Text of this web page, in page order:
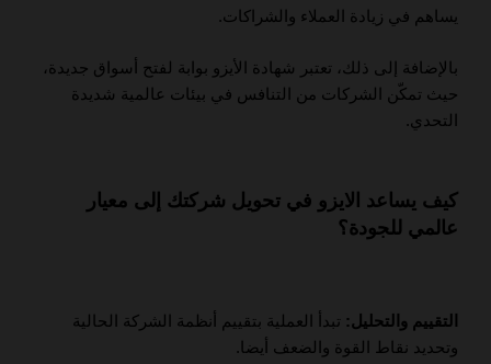
يساهم في زيادة العملاء والشراكات.
بالإضافة إلى ذلك، تعتبر شهادة الأيزو بوابة لفتح أسواق جديدة،
حيث تمكّن الشركات من التنافس في بيئات عالمية شديدة
التحدي.
كيف يساعد الايزو في تحويل شركتك إلى معيار
عالمي للجودة؟
التقييم والتحليل: تبدأ العملية بتقييم أنظمة الشركة الحالية
وتحديد نقاط القوة والضعف أيضا.